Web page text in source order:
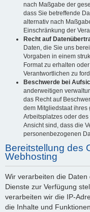
nach Maßgabe der
dass Sie betreffende
alternativ nach
Einschränkung der
Recht auf
Daten, die Sie uns
Vorgaben in einem
Format zu erhalten
Verantwortlichen zu
Beschwerde bei
anderweitigen
das Recht auf
dem Mitgliedstaat ihres
Arbeitsplatzes oder
Ansicht sind, dass die
personenbezogenen
Bereitstellung des
Webhosting
Wir verarbeiten die
Dienste zur Verfügung
verarbeiten wir die IP-
die Inhalte und